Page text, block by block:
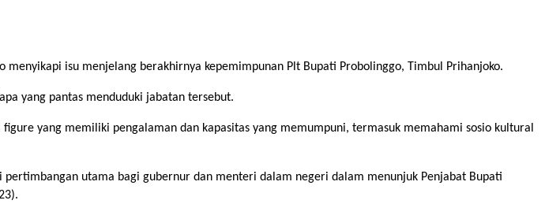
menyikapi isu menjelang berakhirnya kepemimpunan Plt Bupati Probolinggo, Timbul Prihanjoko.
yang pantas menduduki jabatan tersebut.
yang memiliki pengalaman dan kapasitas yang memumpuni, termasuk memahami sosio kultural
utama bagi gubernur dan menteri dalam negeri dalam menunjuk Penjabat Bupati